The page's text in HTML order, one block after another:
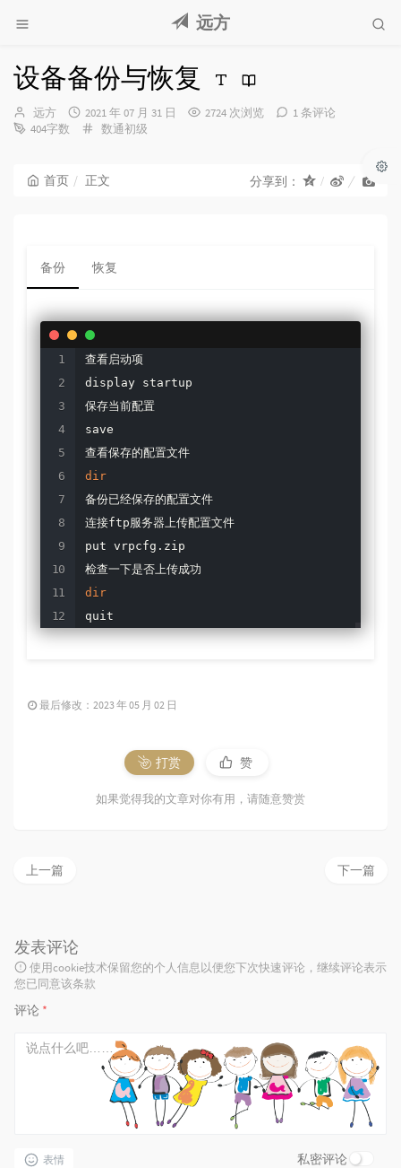
远方
设备备份与恢复
博
主：
远方
发
布
2021 年 07 月 31 日 2724 次浏览
1 条评论
404字数
分
数通初级
首页 正文 分享到：
备份 恢复
查看启动项
display startup
保存当前配置
save
dir
备份已经保存的配置文件
连接ftp服务器上传配置文件
put vrpcfg.zip
dir
quit
最后修改：2023 年 05 月 02 日
打赏 赞
如果觉得我的文章对你有用，请随意赞赏
下一篇
上一篇
发表评论
使用cookie技术保留您的个人信息以便您下次快速评论，继续评论表示
您已同意该条款
评论 *
表情 私密评论